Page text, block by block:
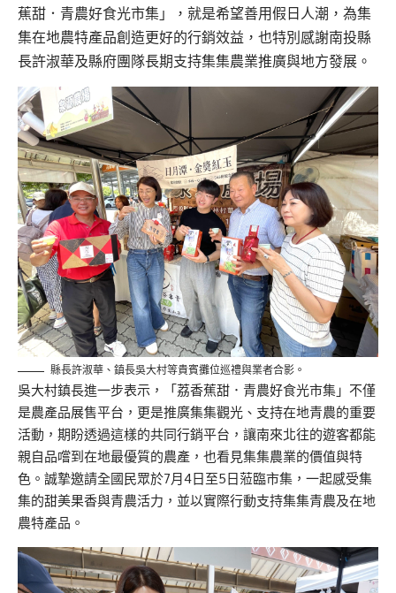
蕉甜．青農好食光市集」，就是希望善用假日人潮，為集
集在地農特產品創造更好的行銷效益，也特別感謝南投縣
長許淑華及縣府團隊長期支持集集農業推廣與地方發展。
縣長許淑華、鎮長吳大村等貴賓攤位巡禮與業者合影。
吳大村鎮長進一步表示，「荔香蕉甜．青農好食光市集」不僅
是農產品展售平台，更是推廣集集觀光、支持在地青農的重要
活動，期盼透過這樣的共同行銷平台，讓南來北往的遊客都能
親自品嚐到在地最優質的農產，也看見集集農業的價值與特
色。誠摯邀請全國民眾於7月4日至5日蒞臨市集，一起感受集
集的甜美果香與青農活力，並以實際行動支持集集青農及在地
農特產品。